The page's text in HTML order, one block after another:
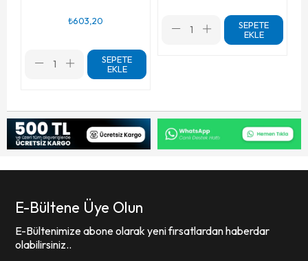
₺603,20
SEPETE
EKLE
SEPETE
EKLE
E-Bültene Üye Olun
E-Bültenimize abone olarak yeni fırsatlardan haberdar
olabilirsiniz..